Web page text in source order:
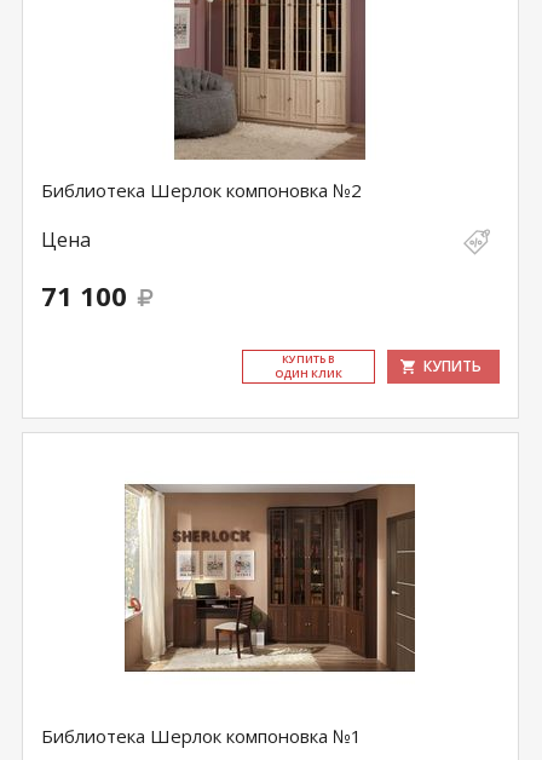
Библиотека Шерлок компоновка №2
Цена
71 100
КУ­ПИТЬ В
ОДИН КЛИК
КУПИТЬ
Библиотека Шерлок компоновка №1